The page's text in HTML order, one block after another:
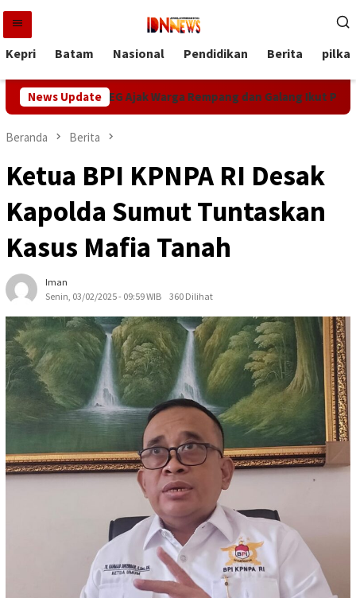
Loncat
konten
Kepri Batam Nasional Pendidikan Berita
News Update
RI, MEG Ajak Warga Rempang dan Galang Ikut Perlombaan
Beranda Berita
Ketua BPI KPNPA RI Desak
Kapolda Sumut Tuntaskan
Kasus Mafia Tanah
Iman
Senin, 03/02/2025 - 09:59 WIB
360 Dilihat